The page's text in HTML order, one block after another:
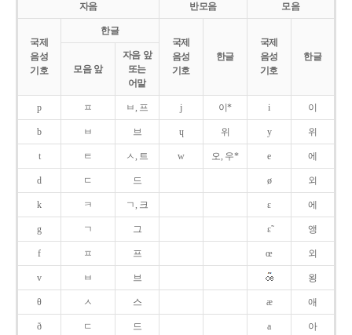
자음 반모음 모음
국제
음성
기호
한글
국제
음성
기호
한글
국제
음성
기호
한글
모음 앞
자음 앞
또는
어말
p ㅍ ㅂ, 프 j 이* i 이
b ㅂ 브 ɥ 위 y 위
t ㅌ ㅅ, 트 w 오, 우* e 에
d ㄷ 드 ø 외
k ㅋ ㄱ, 크 ɛ 에
g ㄱ 그 ɛ̃ 앵
f ㅍ 프 œ 외
v ㅂ 브 욍
θ ㅅ 스 æ 애
ð ㄷ 드 a 아